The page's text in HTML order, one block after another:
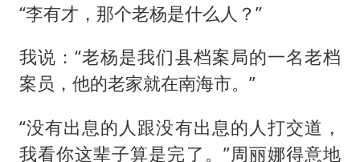
“李有才，那个老杨是什么人？”
我说：“老杨是我们县档案局的一名老档
案员，他的老家就在南海市。”
“没有出息的人跟没有出息的人打交道，
我看你这辈子算是完了。”周丽娜得意地